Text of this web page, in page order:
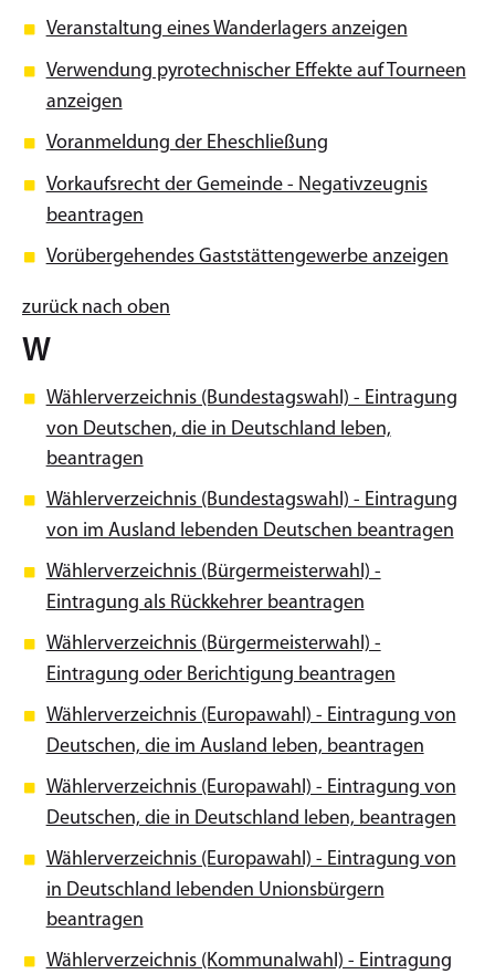
Veranstaltung eines Wanderlagers anzeigen
Verwendung pyrotechnischer Effekte auf Tourneen
anzeigen
Voranmeldung der Eheschließung
Vorkaufsrecht der Gemeinde - Negativzeugnis
beantragen
Vorübergehendes Gaststättengewerbe anzeigen
zurück nach oben
W
Wählerverzeichnis (Bundestagswahl) - Eintragung
von Deutschen, die in Deutschland leben,
beantragen
Wählerverzeichnis (Bundestagswahl) - Eintragung
von im Ausland lebenden Deutschen beantragen
Wählerverzeichnis (Bürgermeisterwahl) -
Eintragung als Rückkehrer beantragen
Wählerverzeichnis (Bürgermeisterwahl) -
Eintragung oder Berichtigung beantragen
Wählerverzeichnis (Europawahl) - Eintragung von
Deutschen, die im Ausland leben, beantragen
Wählerverzeichnis (Europawahl) - Eintragung von
Deutschen, die in Deutschland leben, beantragen
Wählerverzeichnis (Europawahl) - Eintragung von
in Deutschland lebenden Unionsbürgern
beantragen
Wählerverzeichnis (Kommunalwahl) - Eintragung